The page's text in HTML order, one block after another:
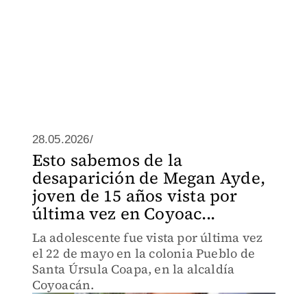
28.05.2026/
Esto sabemos de la
desaparición de Megan Ayde,
joven de 15 años vista por
última vez en Coyoac...
La adolescente fue vista por última vez
el 22 de mayo en la colonia Pueblo de
Santa Úrsula Coapa, en la alcaldía
Coyoacán.